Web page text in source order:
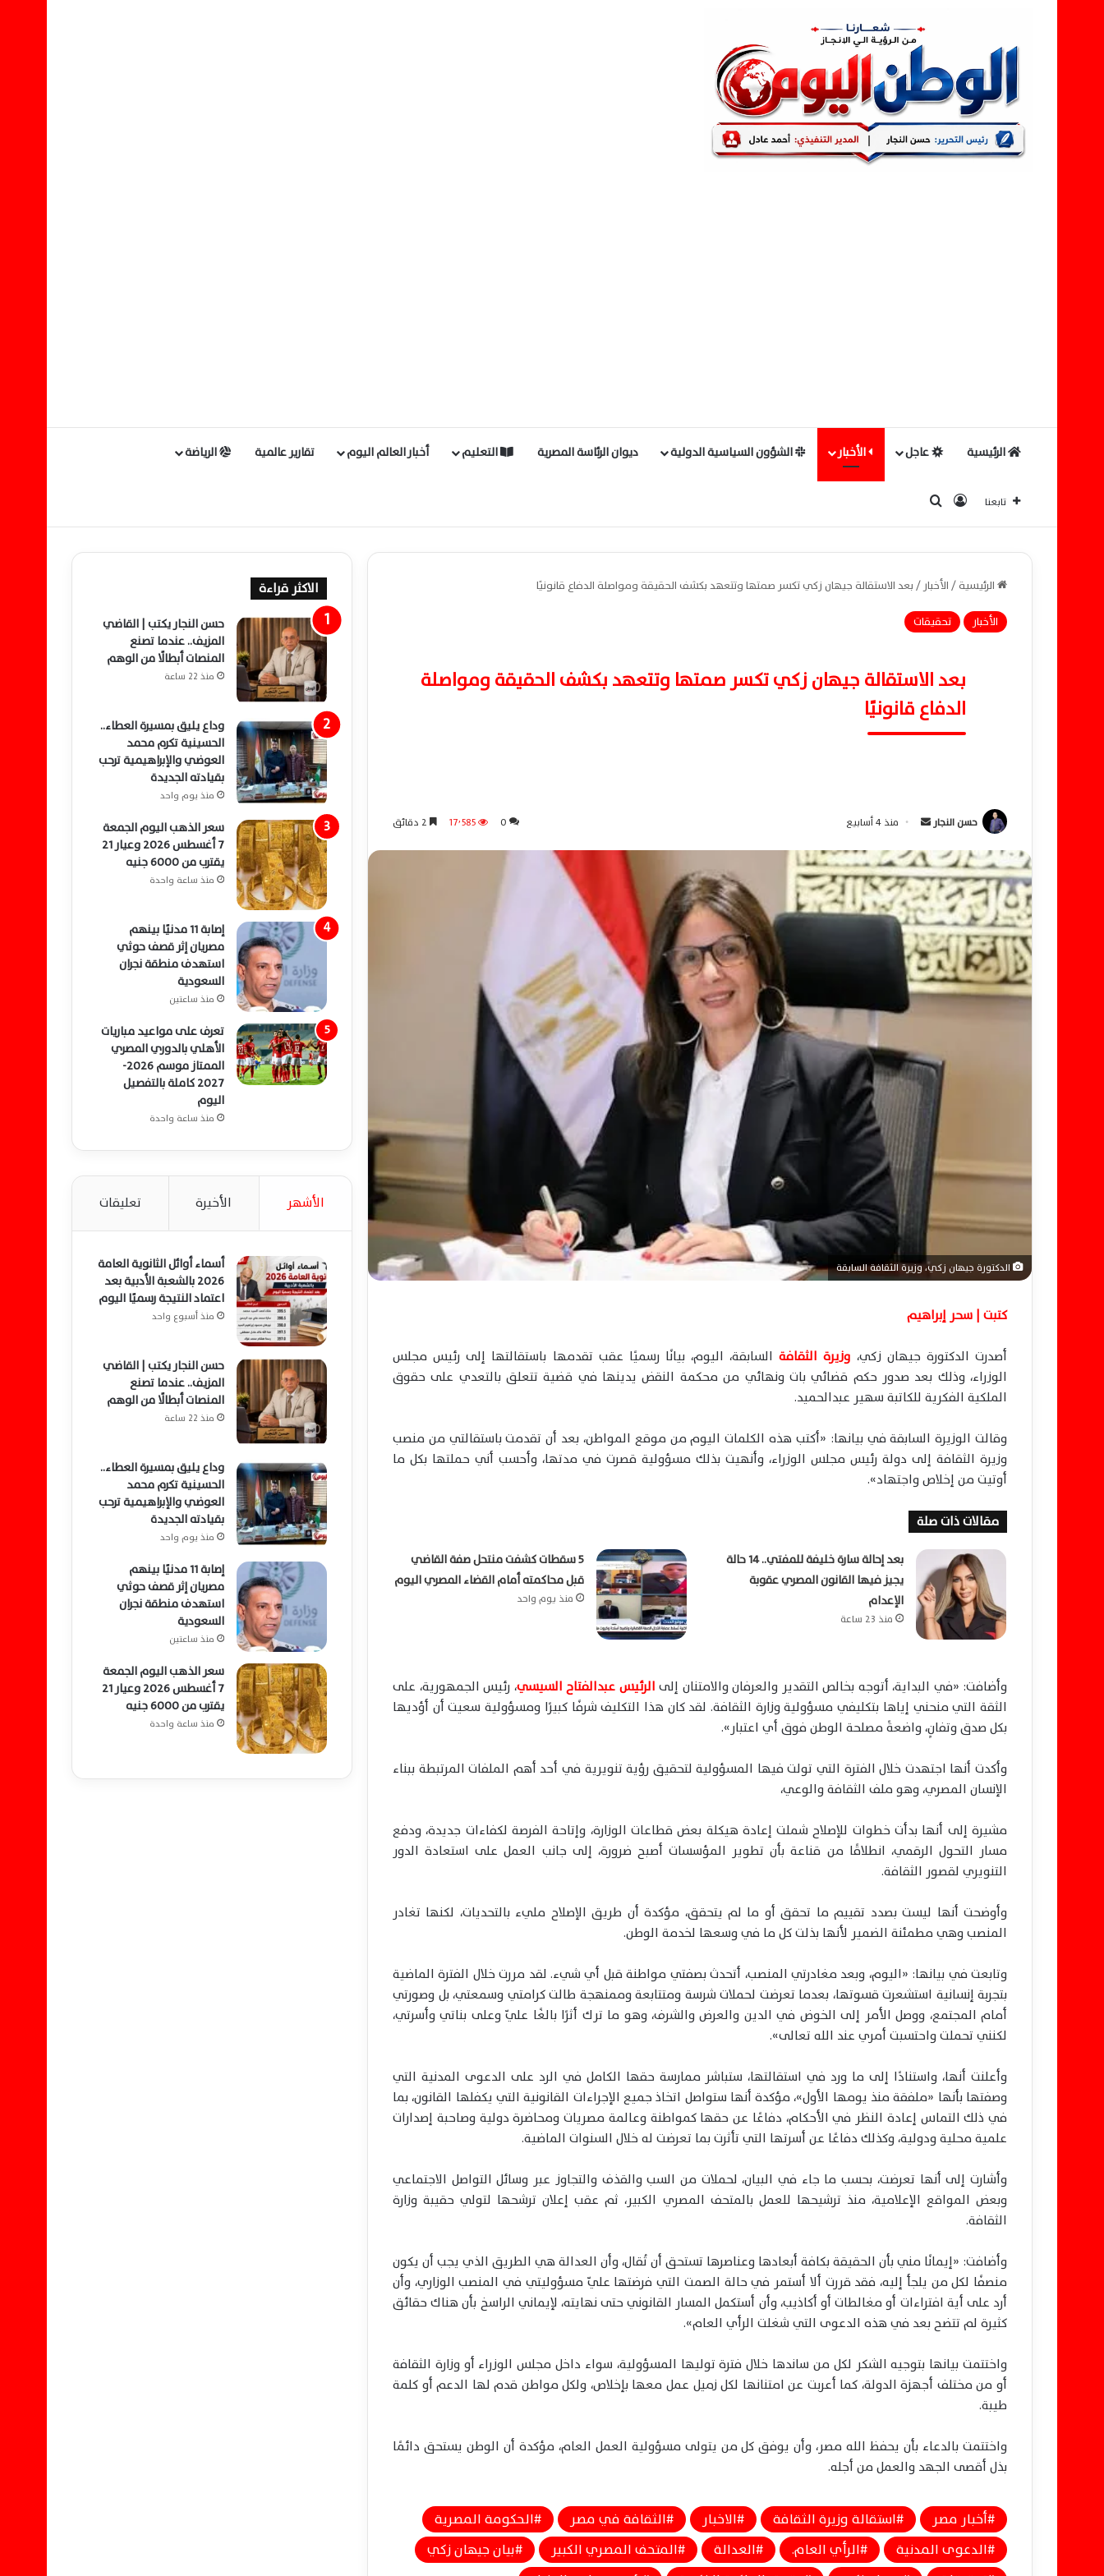
الرئيسية عاجل الأخبار الشؤون السياسية الدولية ديوان الرئاسة المصرية التعليم أخبار العالم اليوم تقارير عالمية الرياضة
تابعنا تسجيل الدخول
الرئيسية/الأخبار /بعد الاستقالة جيهان زكي تكسر صمتها وتتعهد بكشف الحقيقة ومواصلة الدفاع قانونيًا
الأخبار
تحقيقات
بعد الاستقالة جيهان زكي تكسر صمتها وتتعهد بكشف الحقيقة ومواصلة
الدفاع قانونيًا
حسن النجار
س
ل
ب
ر
ي
د
ا
إ
ت
ر
و
منذ 4 أسابيع 0 17٬585
الدكتورة جيهان زكي، وزيرة الثقافة السابقة
كتبت | سحر إبراهيم
أصدرت الدكتورة جيهان زكي، وزيرة الثقافةالسابقة، اليوم، بيانًا رسميًا عقب تقدمها باستقالتها إلى رئيس مجلس
الوزراء، وذلك بعد صدور حكم قضائي بات ونهائي من محكمة النقض يدينها في قضية تتعلق بالتعدي على حقوق
الملكية الفكرية للكاتبة سهير عبدالحميد.
وقالت الوزيرة السابقة في بيانها: «أكتب هذه الكلمات اليوم من موقع المواطن، بعد أن تقدمت باستقالتي من منصب
وزيرة الثقافة إلى دولة رئيس مجلس الوزراء، وأنهيت بذلك مسؤولية قصرت في مدتها، وأحسب أني حملتها بكل ما
أوتيت من إخلاص واجتهاد».
مقالات ذات صلة
بعد إحالة سارة خليفة للمفتي.. 14 حالة
يجيز فيها القانون المصري عقوبة
الإعدام
منذ 23 ساعة
5 سقطات كشفت منتحل صفة القاضي
قبل محاكمته أمام القضاء المصري اليوم
منذ يوم واحد
وأضافت: «في البداية، أتوجه بخالص التقدير والعرفان والامتنان إلى الرئيس عبدالفتاح السيسي، رئيس الجمهورية، على
الثقة التي منحني إياها بتكليفي مسؤولية وزارة الثقافة. لقد كان هذا التكليف شرفًا كبيرًا ومسؤولية سعيت أن أؤديها
بكل صدق وتفانٍ، واضعةً مصلحة الوطن فوق أي اعتبار».
وأكدت أنها اجتهدت خلال الفترة التي تولت فيها المسؤولية لتحقيق رؤية تنويرية في أحد أهم الملفات المرتبطة ببناء
الإنسان المصري، وهو ملف الثقافة والوعي،
مشيرة إلى أنها بدأت خطوات للإصلاح شملت إعادة هيكلة بعض قطاعات الوزارة، وإتاحة الفرصة لكفاءات جديدة، ودفع
مسار التحول الرقمي، انطلاقًا من قناعة بأن تطوير المؤسسات أصبح ضرورة، إلى جانب العمل على استعادة الدور
التنويري لقصور الثقافة.
وأوضحت أنها ليست بصدد تقييم ما تحقق أو ما لم يتحقق، مؤكدة أن طريق الإصلاح مليء بالتحديات، لكنها تغادر
المنصب وهي مطمئنة الضمير لأنها بذلت كل ما في وسعها لخدمة الوطن.
وتابعت في بيانها: «اليوم، وبعد مغادرتي المنصب، أتحدث بصفتي مواطنة قبل أي شيء. لقد مررت خلال الفترة الماضية
بتجربة إنسانية استشعرت قسوتها، بعدما تعرضت لحملات شرسة ومتتابعة وممنهجة طالت كرامتي وسمعتي، بل وصورتي
أمام المجتمع، ووصل الأمر إلى الخوض في الدين والعرض والشرف، وهو ما ترك أثرًا بالغًا عليّ وعلى بناتي وأسرتي،
لكنني تحملت واحتسبت أمري عند الله تعالى».
وأعلنت أنها، واستنادًا إلى ما ورد في استقالتها، ستباشر ممارسة حقها الكامل في الرد على الدعوى المدنية التي
وصفتها بأنها «ملفقة منذ يومها الأول»، مؤكدة أنها ستواصل اتخاذ جميع الإجراءات القانونية التي يكفلها القانون، بما
في ذلك التماس إعادة النظر في الأحكام، دفاعًا عن حقها كمواطنة وعالمة مصريات ومحاضرة دولية وصاحبة إصدارات
علمية محلية ودولية، وكذلك دفاعًا عن أسرتها التي تأثرت بما تعرضت له خلال السنوات الماضية.
وأشارت إلى أنها تعرضت، بحسب ما جاء في البيان، لحملات من السب والقذف والتجاوز عبر وسائل التواصل الاجتماعي
وبعض المواقع الإعلامية، منذ ترشيحها للعمل بالمتحف المصري الكبير، ثم عقب إعلان ترشحها لتولي حقيبة وزارة
الثقافة.
وأضافت: «إيمانًا مني بأن الحقيقة بكافة أبعادها وعناصرها تستحق أن تُقال، وأن العدالة هي الطريق الذي يجب أن يكون
منصفًا لكل من يلجأ إليه، فقد قررت ألا أستمر في حالة الصمت التي فرضتها عليّ مسؤوليتي في المنصب الوزاري، وأن
أرد على أية افتراءات أو مغالطات أو أكاذيب، وأن أستكمل المسار القانوني حتى نهايته، لإيماني الراسخ بأن هناك حقائق
كثيرة لم تتضح بعد في هذه الدعوى التي شغلت الرأي العام».
واختتمت بيانها بتوجيه الشكر لكل من ساندها خلال فترة توليها المسؤولية، سواء داخل مجلس الوزراء أو وزارة الثقافة
أو من مختلف أجهزة الدولة، كما أعربت عن امتنانها لكل زميل عمل معها بإخلاص، ولكل مواطن قدم لها الدعم أو كلمة
طيبة.
واختتمت بالدعاء بأن يحفظ الله مصر، وأن يوفق كل من يتولى مسؤولية العمل العام، مؤكدة أن الوطن يستحق دائمًا
بذل أقصى الجهد والعمل من أجله.
أخبار مصر استقالة وزيرة الثقافة الاخبار الثقافة في مصر
الحكومة المصرية
الدعوى المدنية
الرأي العام. العدالة المتحف المصري الكبير
بيان جيهان زكي
الاكثر قراءة
حسن النجار يكتب | القاضي
المزيف.. عندما تصنع
المنصات أبطالًا من الوهم
منذ 22 ساعة
وداع يليق بمسيرة العطاء..
الحسينية تكرم محمد
العوضي والإبراهيمية ترحب
بقيادته الجديدة
منذ يوم واحد
سعر الذهب اليوم الجمعة
7 أغسطس 2026 وعيار 21
يقترب من 6000 جنيه
منذ ساعة واحدة
إصابة 11 مدنيًا بينهم
مصريان إثر قصف حوثي
استهدف منطقة نجران
السعودية
منذ ساعتين
تعرف على مواعيد مباريات
الأهلي بالدوري المصري
الممتاز موسم 2026-
2027 كاملة بالتفصيل
اليوم
منذ ساعة واحدة
الأشهر الأخيرة تعليقات
أسماء أوائل الثانوية العامة
2026 بالشعبة الأدبية بعد
اعتماد النتيجة رسميًا اليوم
منذ أسبوع واحد
حسن النجار يكتب | القاضي
المزيف.. عندما تصنع
المنصات أبطالًا من الوهم
منذ 22 ساعة
وداع يليق بمسيرة العطاء..
الحسينية تكرم محمد
العوضي والإبراهيمية ترحب
بقيادته الجديدة
منذ يوم واحد
إصابة 11 مدنيًا بينهم
مصريان إثر قصف حوثي
استهدف منطقة نجران
السعودية
منذ ساعتين
سعر الذهب اليوم الجمعة
7 أغسطس 2026 وعيار 21
يقترب من 6000 جنيه
منذ ساعة واحدة